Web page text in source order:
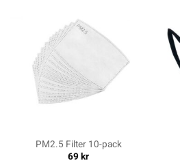
PM2.5 Filter 10-pack
69kr